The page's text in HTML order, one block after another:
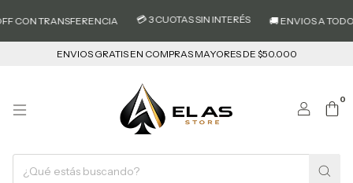
CON TRANSFERENCIA 💳 3 CUOTAS SIN INTERÉS 🚚 ENVIOS A TODO
ENVIOS GRATIS EN COMPRAS MAYORES DE $50.000
0